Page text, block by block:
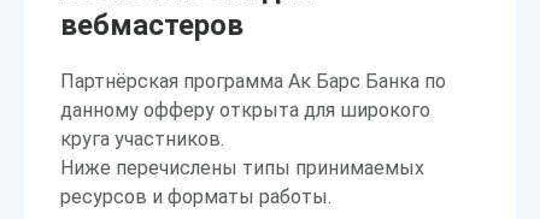
вебмастеров
Партнёрская программа Ак Барс Банка по
данному офферу открыта для широкого
круга участников.
Ниже перечислены типы принимаемых
ресурсов и форматы работы.